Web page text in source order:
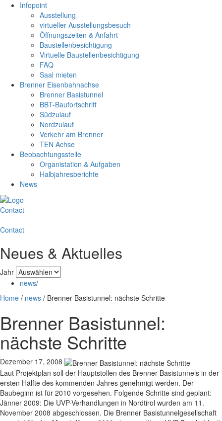
Infopoint
Ausstellung
virtueller Ausstellungsbesuch
Öffnungszeiten & Anfahrt
Baustellenbesichtigung
Virtuelle Baustellenbesichtigung
FAQ
Saal mieten
Brenner Eisenbahnachse
Brenner Basistunnel
BBT-Baufortschritt
Südzulauf
Nordzulauf
Verkehr am Brenner
TEN Achse
Beobachtungsstelle
Organistation & Aufgaben
Halbjahresberichte
News
Contact
Contact
Neues & Aktuelles
Jahr
news/
Home / news / Brenner Basistunnel: nächste Schritte
Brenner Basistunnel:
nächste Schritte
Dezember 17, 2008
Laut Projektplan soll der Hauptstollen des Brenner Basistunnels in der
ersten Hälfte des kommenden Jahres genehmigt werden. Der
Baubeginn ist für 2010 vorgesehen. Folgende Schritte sind geplant:
Jänner 2009: Die UVP-Verhandlungen in Nordtirol wurden am 11.
November 2008 abgeschlossen. Die Brenner Basistunnelgesellschaft